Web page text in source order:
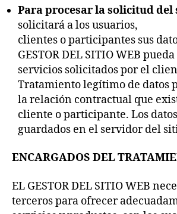
Para procesar la solicitud del
solicitará a los usuarios,
clientes o participantes sus
GESTOR DEL SITIO WEB
servicios solicitados por el
Tratamiento legítimo de datos
la relación contractual que
cliente o participante. Los
guardados en el servidor del
ENCARGADOS DEL
EL GESTOR DEL SITIO WEB
terceros para ofrecer